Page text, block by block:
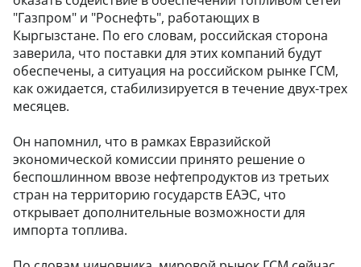
"Газпром" и "Роснефть", работающих в
Кыргызстане. По его словам, российская сторона
заверила, что поставки для этих компаний будут
обеспечены, а ситуация на российском рынке ГСМ,
как ожидается, стабилизируется в течение двух-трех
месяцев.
Он напомнил, что в рамках Евразийской
экономической комиссии принято решение о
беспошлинном ввозе нефтепродуктов из третьих
стран на территорию государств ЕАЭС, что
открывает дополнительные возможности для
импорта топлива.